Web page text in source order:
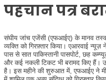
पहचान पत्र
संघीय जांच एजेंसी (एफआईए) के मानव
व्यक्ति को गिरफ़्तार किया। एआरवाई न्यूज़
पास से सात पाकिस्तानी पासपोर्ट, छह
और कई नकली टिकट भी बरामद किए हैं।
है। इस महीने की शुरुआत में, एफआईए ने